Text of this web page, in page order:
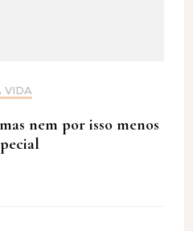
VIDA
nem por isso menos